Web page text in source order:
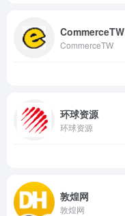
CommerceTW
CommerceTW
环球资源
环球资源
敦煌网
敦煌网